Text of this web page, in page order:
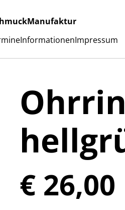
InformationenImpressum
€ 26,00